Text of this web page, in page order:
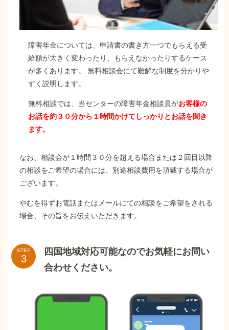
障害年金については、申請書の書き方一つでもらえる受
給額が大きく変わったり、もらえなかったりするケース
が多くあります。 無料相談会にて難解な制度を分かりや
すく説明します。
無料相談では、当センターの障害年金相談員がお客様の
お話を約３０分から１時間かけてしっかりとお話を聞き
ます。
なお、相談会が１時間３０分を超える場合または２回目以降
の相談をご希望の場合には、別途相談費用を頂戴する場合が
ございます。
やむを得ずお電話またはメールにての相談をご希望をされる
場合、その旨をお伝えいただきます。
STEP
四国地域対応可能なのでお気軽にお問い
合わせください。